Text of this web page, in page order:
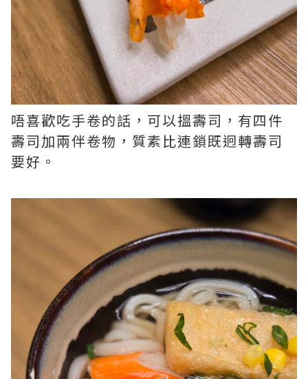
唔喜歡吃手卷的話，可以搵壽司，有四件
壽司加兩伴卷物，質素比連鎖既迥轉壽司
要好。